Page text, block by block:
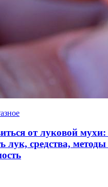
от луковой
лук, средства,